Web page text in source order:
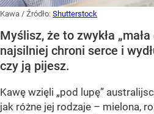
Kawa / Źródło: Shutterstock
Myślisz, że to zwykła
najsilniej chroni serce i
czy ją pijesz.
Kawę wzięli „pod lupę”
jak różne jej rodzaje – mielona,